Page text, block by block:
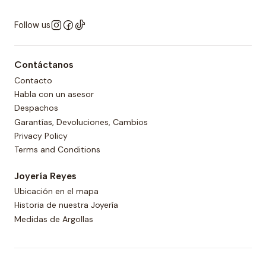
Follow us
Contáctanos
Contacto
Habla con un asesor
Despachos
Garantías, Devoluciones, Cambios
Privacy Policy
Terms and Conditions
Joyería Reyes
Ubicación en el mapa
Historia de nuestra Joyería
Medidas de Argollas